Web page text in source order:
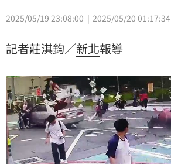
2025/05/19 23:08:00 2025/05/20 01:17:34
記者莊淇鈞／新北報導